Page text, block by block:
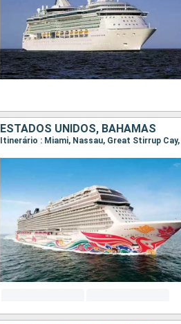
ESTADOS UNIDOS, BAHAMAS
Itinerário : Miami, Nassau, Great Stirrup